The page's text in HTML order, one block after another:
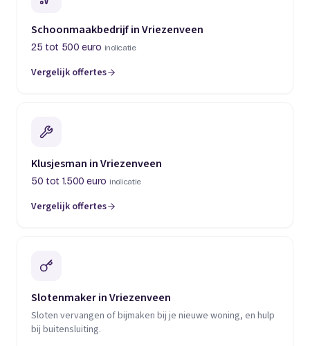
Schoonmaakbedrijf in Vriezenveen
25 tot 500 euro indicatie
Vergelijk offertes
Klusjesman in Vriezenveen
50 tot 1.500 euro indicatie
Vergelijk offertes
Slotenmaker in Vriezenveen
Sloten vervangen of bijmaken bij je nieuwe woning, en hulp
bij buitensluiting.